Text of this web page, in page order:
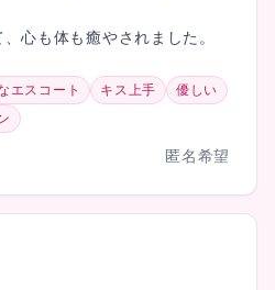
心も体も癒やされました。
エスコート キス上手
優しい
匿名希望